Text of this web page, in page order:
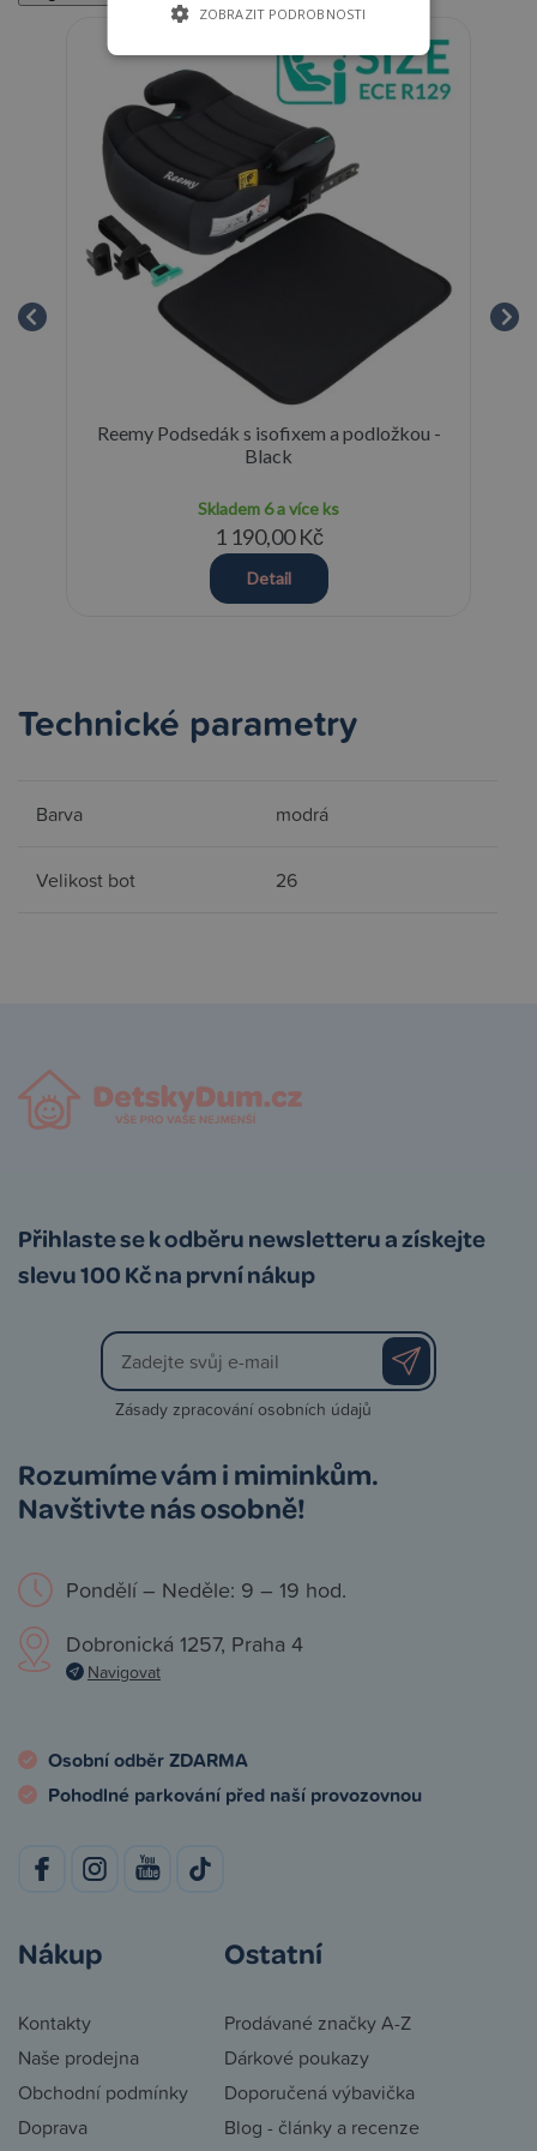
Reemy Podsedák s isofixem a podložkou -
Black
Skladem 6 a více ks
1 190,00 Kč
Detail
Technické parametry
Barva modrá
Velikost bot 26
Přihlaste se k odběru newsletteru a získejte
slevu 100 Kč na první nákup
Zásady zpracování osobních údajů
Rozumíme vám i miminkům.
Navštivte nás osobně!
Pondělí – Neděle: 9 – 19 hod.
Dobronická 1257, Praha 4
Navigovat
Osobní odběr ZDARMA
Pohodlné parkování před naší provozovnou
Nákup
Kontakty
Naše prodejna
Obchodní podmínky
Doprava
Ostatní
Prodávané značky A-Z
Dárkové poukazy
Doporučená výbavička
Blog - články a recenze
ZOBRAZIT PODROBNOSTI